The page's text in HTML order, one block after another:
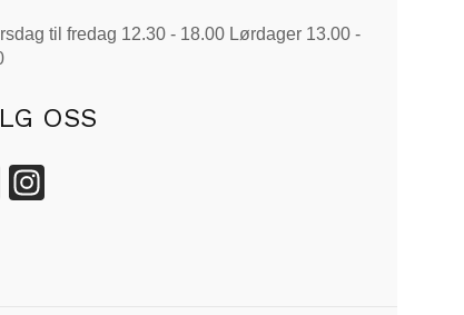
til fredag 12.30 - 18.00 Lørdager 13.00 -
OSS
Facebook